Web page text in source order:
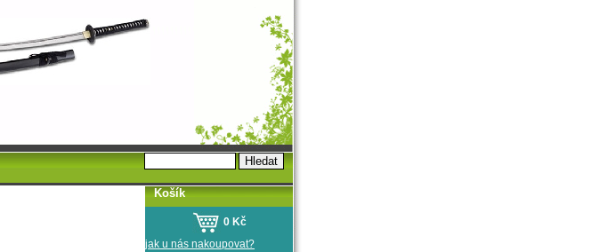
Košík
0 Kč
jak u nás nakoupovat?